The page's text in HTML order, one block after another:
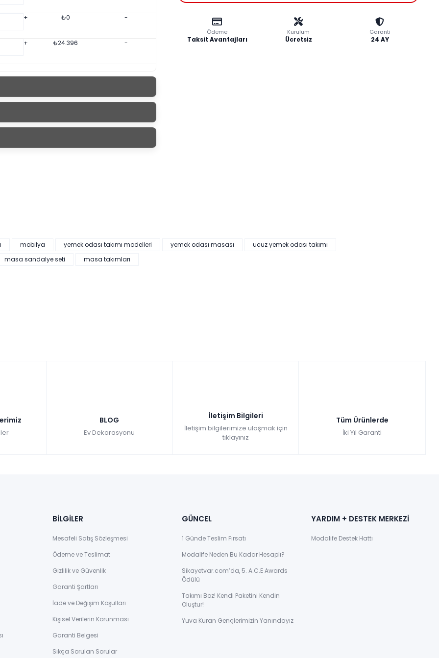
+ ₺0 -
+ ₺24.396 -
Yükseklik Derinlik
77 cm
100 cm
Ödeme
Taksit Avantajları
Kurulum
Ücretsiz
Garanti
24 AY
mobilya yemek odası takımı modelleri yemek odası masası
ucuz yemek odası takımı
masa sandalye seti
masa takımları
BLOG
Ev Dekorasyonu
İletişim Bilgileri
İletişim bilgilerimize ulaşmak için
tıklayınız
Tüm Ürünlerde
İki Yıl Garanti
BİLGİLER
Mesafeli Satış Sözleşmesi
Ödeme ve Teslimat
Gizlilik ve Güvenlik
Garanti Şartları
İade ve Değişim Koşulları
Kişisel Verilerin Korunması
Garanti Belgesi
Sıkça Sorulan Sorular
GÜNCEL
1 Günde Teslim Fırsatı
Modalife Neden Bu Kadar Hesaplı?
Sikayetvar.com’da, 5. A.C.E Awards
Ödülü
Takımı Boz! Kendi Paketini Kendin
Oluştur!
Yuva Kuran Gençlerimizin Yanındayız
YARDIM + DESTEK MERKEZİ
Modalife Destek Hattı